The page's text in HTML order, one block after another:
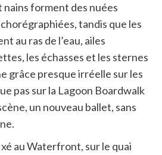
nains forment des nuées
tandis que les
au ras de l’eau, ailes
les échasses et les sternes
grâce presque irréelle sur les
pas sur la Lagoon Boardwalk
un nouveau ballet, sans
au Waterfront, sur le quai